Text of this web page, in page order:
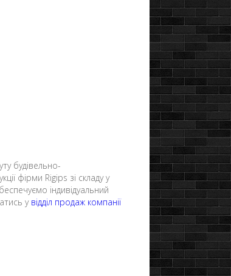
будівельно-
фірми Rigips зі складу у
індивідуальний
у відділ продаж компанії